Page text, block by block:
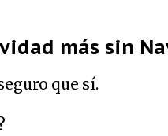
más sin
que sí.